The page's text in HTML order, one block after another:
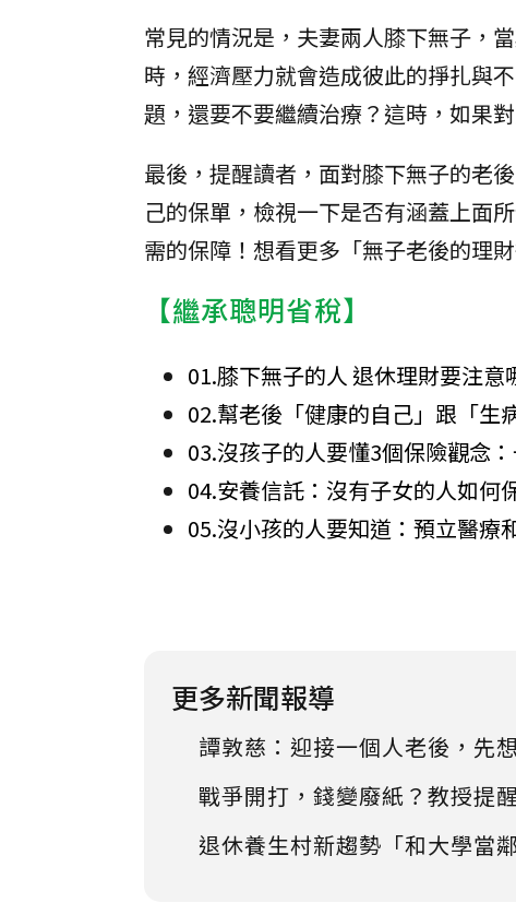
常見的情況是，夫妻兩人膝下無子，
時，經濟壓力就會造成彼此的掙扎與
題，還要不要繼續治療？這時，如果
最後，提醒讀者，面對膝下無子的老
己的保單，檢視一下是否有涵蓋上面
需的保障！想看更多「無子老後的理
【繼承聰明省稅】
01.膝下無子的人 退休理財要注意
02.幫老後「健康的自己」跟「生
03.沒孩子的人要懂3個保險觀念
04.安養信託：沒有子女的人如何
05.沒小孩的人要知道：預立醫療
更多新聞報導
譚敦慈：迎接一個人老後，先
戰爭開打，錢變廢紙？教授提
退休養生村新趨勢「和大學當